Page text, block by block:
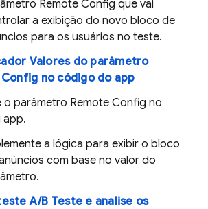
Remote Config que vai
a exibição do novo bloco de
para os usuários no teste.
Valores do parâmetro
no código do app
o parâmetro Remote Config no
app.
a lógica para exibir o bloco
com base no valor do
A/B Teste e analise os